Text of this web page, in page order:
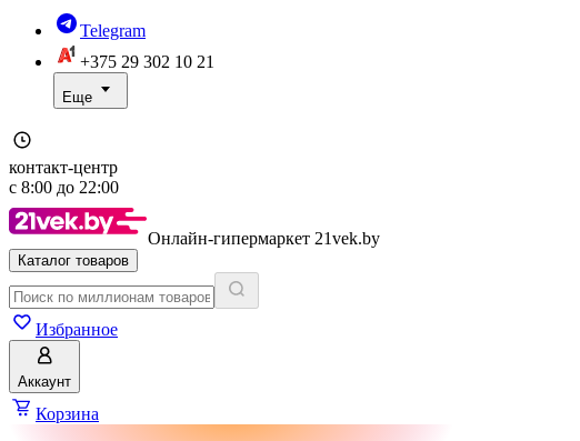
Telegram
+375 29 302 10 21
Еще
контакт-центр
с 8:00 до 22:00
Онлайн-гипермаркет 21vek.by
Каталог товаров
Избранное
Аккаунт
Корзина